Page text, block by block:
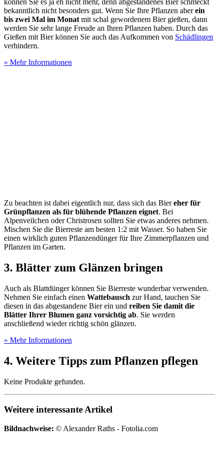
können Sie es ja eh nicht mehr, denn abgestandenes Bier schmeckt
bekanntlich nicht besonders gut. Wenn Sie Ihre Pflanzen aberein
bis zwei Mal im Monatmit schal gewordenem Bier gießen, dann
werden Sie sehr lange Freude an Ihren Pflanzen haben. Durch das
Gießen mit Bier können Sie auch das Aufkommen von Schädlingen
verhindern.
» Mehr Informationen
Zu beachten ist dabei eigentlich nur, dass sich das Biereher für
Grünpflanzen als für blühende Pflanzen eignet. Bei
Alpenveilchen oder Christrosen sollten Sie etwas anderes nehmen.
Mischen Sie die Bierreste am besten 1:2 mit Wasser. So haben Sie
einen wirklich guten Pflanzendünger für Ihre Zimmerpflanzen und
Pflanzen im Garten.
3. Blätter zum Glänzen bringen
Auch als Blattdünger können Sie Bierreste wunderbar verwenden.
Nehmen Sie einfach einen Wattebausch zur Hand, tauchen Sie
diesen in das abgestandene Bier ein und reiben Sie damit die
Blätter Ihrer Blumen ganz vorsichtig ab. Sie werden
anschließend wieder richtig schön glänzen.
» Mehr Informationen
4. Weitere Tipps zum Pflanzen pflegen
Keine Produkte gefunden.
Weitere interessante Artikel
Bildnachweise: © Alexander Raths - Fotolia.com